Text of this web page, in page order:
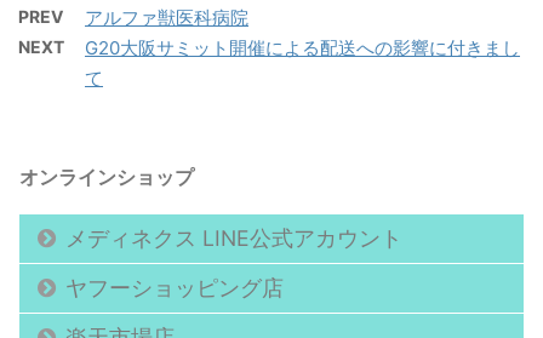
PREV アルファ獣医科病院
NEXT
G20大阪サミット開催による配送への影響に付きまし
て
オンラインショップ
メディネクス LINE公式アカウント
ヤフーショッピング店